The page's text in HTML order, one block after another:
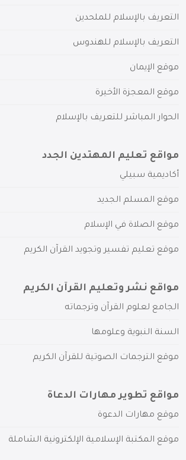
التعريف بالإسلام للملحدين
التعريف بالإسلام للهندوس
موقع الإيمان
موقع المعجزة الأخيرة
الحوار المباشر للتعريف بالإسلام
مواقع تعليم المهتدين الجدد
أكاديمية سبيلي
موقع المسلم الجديد
موقع الصلاة في الإسلام
موقع تعليم تفسير وتجويد القرآن الكريم
مواقع نشر وتعليم القرآن الكريم
الجامع لعلوم القرآن وترجماته
السنة النبوية وعلومها
موقع الترجمات الصوتية للقرآن الكريم
مواقع تطوير مهارات الدعاة
موقع مهارات الدعوة
موقع المكتبة الإسلامية الإلكترونية الشاملة